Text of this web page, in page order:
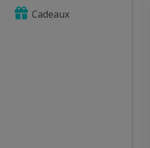
Cadeaux